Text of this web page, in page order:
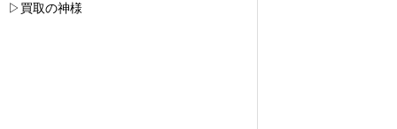
▷買取の神様